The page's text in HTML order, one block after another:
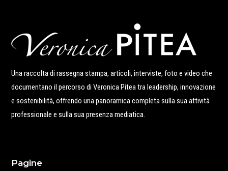
Una raccolta di rassegna stampa, articoli, interviste, foto e video che
documentano il percorso di Veronica Pitea tra leadership, innovazione
e sostenibilità, offrendo una panoramica completa sulla sua attività
professionale e sulla sua presenza mediatica.
Pagine